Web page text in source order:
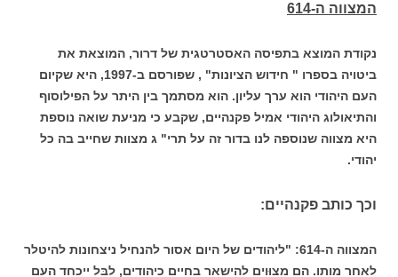
המצווה ה-614
נקודת המוצא בתפיסה האסטרטגית של דרור, המוצאת את
ביטויה בספרו " חידוש הציונות" , שפורסם ב-1997, היא שקיום
העם היהודי הוא ערך עליון. הוא מסתמך בין היתר על הפילוסוף
והתיאולוג היהודי אמיל פקנהיים, שקבע כי מניעת שואה נוספת
היא מצווה שנוספה לנו בדור זה על תרי" ג מצוות שחייב בה כל
יהודי.
וכך כותב פקנהיים:
המצווה ה-614: "ליהודים של היום אסור להנחיל ניצחונות להיטלר
לאחר מותו. הם מצוּוים להישאר בחיים כיהודים, לבּל ייכחד העם